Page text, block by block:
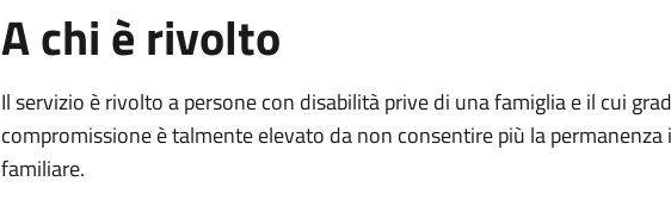
A chi è rivolto
Il servizio è rivolto a persone con disabilità prive di una famiglia e il cui
compromissione è talmente elevato da non consentire più la
familiare.